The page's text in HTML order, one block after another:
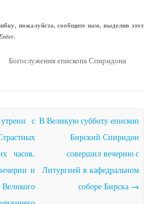
пожалуйста, сообщите нам, выделив этот
.
Богослужения епископа Спиридона
с
часов,
и
В Великую субботу епископ
Бирский Спиридон
совершил вечерню с
Литургией в кафедральном
соборе Бирска →